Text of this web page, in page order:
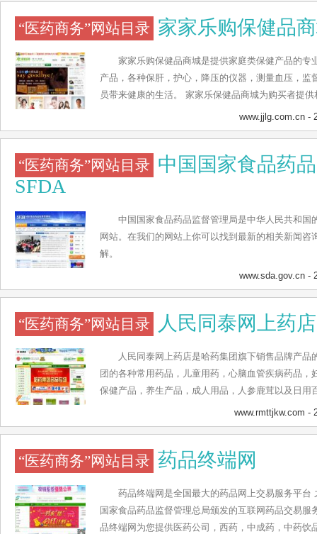
“医药商务”网站目录 家家乐购保健品
家家乐购保健品商城是提供家庭类保健产品的专
产品，各种保肝，护心，降压的仪器，测量血压，监
员带来健康的生活。 家家乐保健品商城为购买者提
客服人员都收到过专业的培训，对产品和客户的健
提供各种保健的方法分享，故事分享。同时还提供各
www.jjlg.com.cn -
“医药商务”网站目录 中国国家食品药
SFDA
中国国家食品药品监督管理局是中华人民共和国
网站。在我们的网站上你可以找到最新的相关新闻咨
解。
www.sda.gov.cn -
“医药商务”网站目录 人民同泰网上药店
人民同泰网上药店是哈药集团旗下销售品牌产品
团的各种常用药品，儿童用药，心脑血管疾病药品，
保健产品，养生产品，成人用品，人参鹿茸以及日用
强药业品牌，以及亚洲500强企业，拥有多年的制药
断努力，创新获得了广大药物使用者的信赖，成为医
道。 人民同泰网上药店以诚信为本，坚持哈药品牌
的购药体验。网站提供24小时客户服务，以及专业的
www.rmttjkw.com -
“医药商务”网站目录 药品终端网
药品终端网是全国最大的药品网上交易服务平台
国家食品药品监督管理总局颁发的互联网药品交易服
品终端网为您提供医药公司，西药，中成药，中药饮